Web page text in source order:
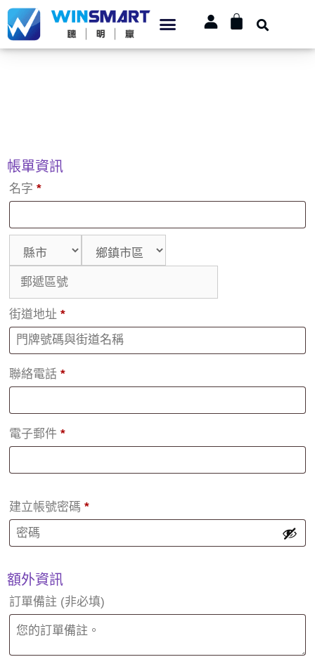
帳單資訊
名字 *
街道地址 *
聯絡電話 *
電子郵件 *
建立帳號密碼 *
額外資訊
訂單備註 (非必填)